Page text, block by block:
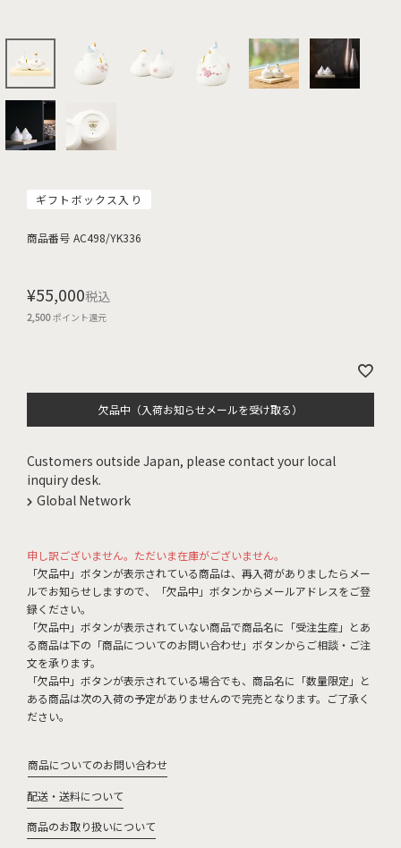
ギフトボックス入り
商品番号 AC498/YK336
¥55,000税込
2,500ポイント還元
欠品中（入荷お知らせメールを受け取る）
Customers outside Japan, please contact your local
inquiry desk.
Global Network
申し訳ございません。ただいま在庫がございません。
「欠品中」ボタンが表示されている商品は、再入荷がありましたらメー
ルでお知らせしますので、「欠品中」ボタンからメールアドレスをご登
録ください。
「欠品中」ボタンが表示されていない商品で商品名に「受注生産」とあ
る商品は下の「商品についてのお問い合わせ」ボタンからご相談・ご注
文を承ります。
「欠品中」ボタンが表示されている場合でも、商品名に「数量限定」と
ある商品は次の入荷の予定がありませんので完売となります。ご了承く
ださい。
商品についてのお問い合わせ
配送・送料について
商品のお取り扱いについて